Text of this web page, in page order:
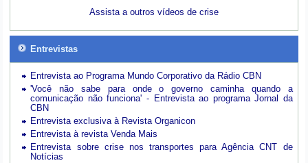
Assista a outros vídeos de crise
Entrevistas
Entrevista ao Programa Mundo Corporativo da Rádio CBN
'Você não sabe para onde o governo caminha quando a
comunicação não funciona' - Entrevista ao programa Jornal da
CBN
Entrevista exclusiva à Revista Organicon
Entrevista à revista Venda Mais
Entrevista sobre crise nos transportes para Agência CNT de
Notícias